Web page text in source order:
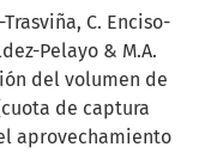
C. Enciso-
Pelayo & M.A.
del volumen de
de captura
aprovechamiento